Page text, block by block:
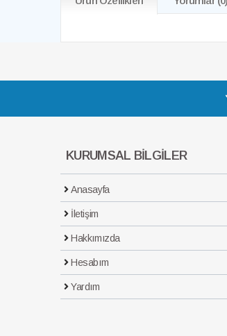
KURUMSAL BİLGİLER
Anasayfa
İletişim
Hakkımızda
Hesabım
Yardım